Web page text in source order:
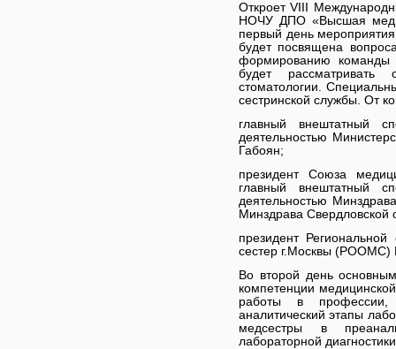
Откроет VIII
НОЧУ ДПО «Высшая
первый день
будет посвящена
формированию
будет
стоматологии.
сестринской службы. От
главный внештатный
деятельностью
Габоян;
президент Союза
главный внештатный
деятельностью
Минздрава Свердловской
президент
сестер г.Москвы (РООМС)
Во второй день
компетенции
работы в
аналитический этапы
медсестры в
лабораторной